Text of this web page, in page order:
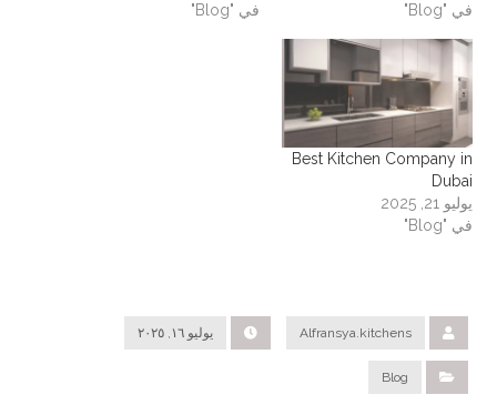
في "Blog"
في "Blog"
Best Kitchen Company in
Dubai
يوليو 21, 2025
في "Blog"
Alfransya.kitchens يوليو ١٦, ٢٠٢٥
Blog